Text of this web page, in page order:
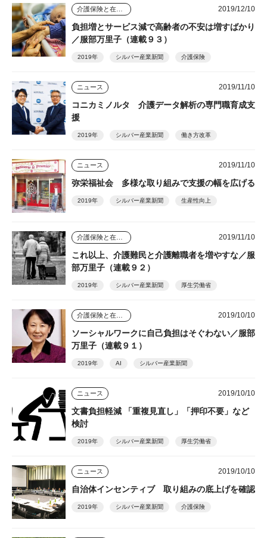
2019/12/10
負担増とサービス減で高齢者の不安は増すばかり
／服部万里子（連載９３）
2019年 シルバー産業新聞 介護保険
ニュース 2019/11/10
コニカミノルタ 介護データ解析の専門職育成支
援
2019年 シルバー産業新聞 働き方改革
ニュース 2019/11/10
弥栄福祉会 多様な取り組みで支援の幅を広げる
2019年 シルバー産業新聞 生産性向上
2019/11/10
これ以上、介護難民と介護離職者を増やすな／服
部万里子（連載９２）
2019年 シルバー産業新聞 厚生労働省
2019/10/10
ソーシャルワークに自己負担はそぐわない／服部
万里子（連載９１）
2019年 AI シルバー産業新聞
ニュース 2019/10/10
文書負担軽減 「重複見直し」「押印不要」など
検討
2019年 シルバー産業新聞 厚生労働省
ニュース 2019/10/10
自治体インセンティブ 取り組みの底上げを確認
2019年 シルバー産業新聞 介護保険